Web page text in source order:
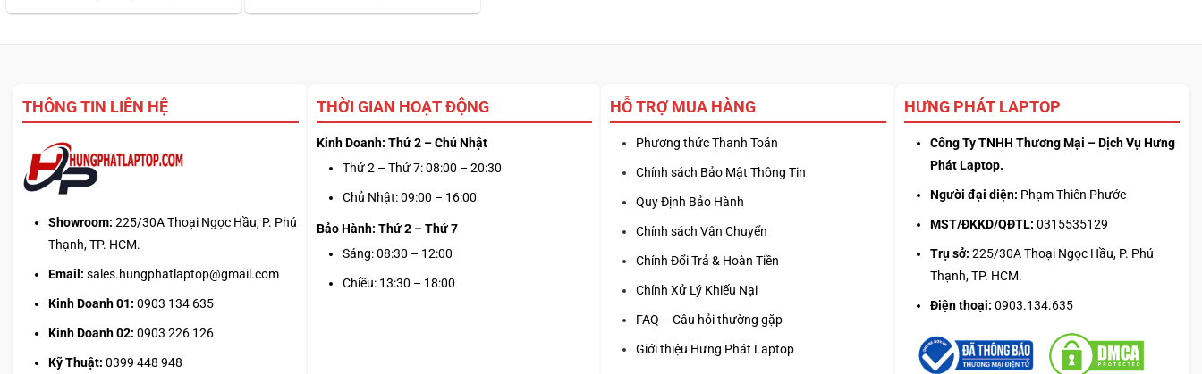
THÔNG TIN LIÊN HỆ
Showroom: 225/30A Thoại Ngọc Hầu, P. Phú
Thạnh, TP. HCM.
Email: sales.hungphatlaptop@gmail.com
Kinh Doanh 01: 0903 134 635
Kinh Doanh 02: 0903 226 126
Kỹ Thuật: 0399 448 948
THỜI GIAN HOẠT ĐỘNG
Kinh Doanh: Thứ 2 – Chủ Nhật
Thứ 2 – Thứ 7: 08:00 – 20:30
Chủ Nhật: 09:00 – 16:00
Bảo Hành: Thứ 2 – Thứ 7
Sáng: 08:30 – 12:00
Chiều: 13:30 – 18:00
HỖ TRỢ MUA HÀNG
Phương thức Thanh Toán
Chính sách Bảo Mật Thông Tin
Quy Định Bảo Hành
Chính sách Vận Chuyển
Chính Đổi Trả & Hoàn Tiền
Chính Xử Lý Khiếu Nại
FAQ – Câu hỏi thường gặp
Giới thiệu Hưng Phát Laptop
HƯNG PHÁT LAPTOP
Công Ty TNHH Thương Mại – Dịch Vụ Hưng
Phát Laptop.
Người đại diện: Phạm Thiên Phước
MST/ĐKKD/QĐTL: 0315535129
Trụ sở: 225/30A Thoại Ngọc Hầu, P. Phú
Thạnh, TP. HCM.
Điện thoại: 0903.134.635